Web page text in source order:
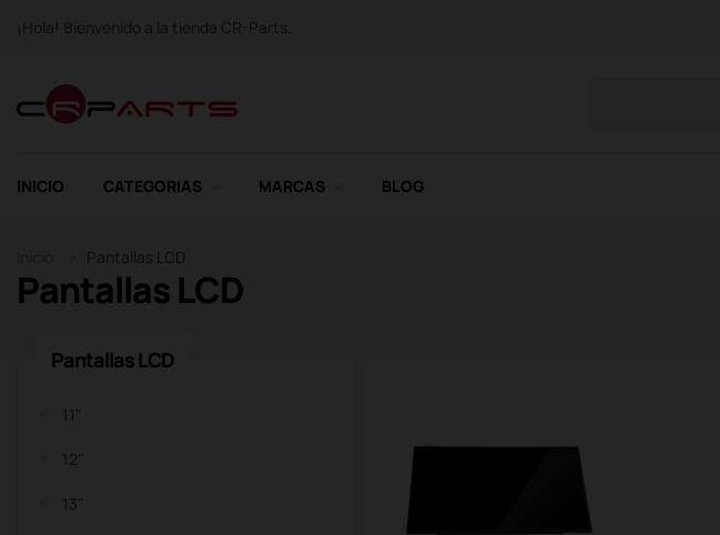
INICIO CATEGORIAS MARCAS BLOG
Pantallas LCD
Pantallas LCD
11"
12"
13"